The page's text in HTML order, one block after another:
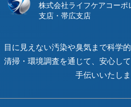
株式会社ライフケアコーポ
目に見えない汚染や臭気まで科学
清掃・環境調査を通じて、安心し
手伝いいたしま